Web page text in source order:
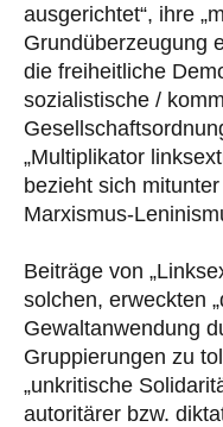
ausgerichtet“, ihre
Grundüberzeugung
die freiheitliche
sozialistische /
„Multiplikator
bezieht sich
Marxismus-
Beiträge von
solchen, erweckten
Gewaltanwendung
Gruppierungen zu
„unkritische
autoritärer bzw.